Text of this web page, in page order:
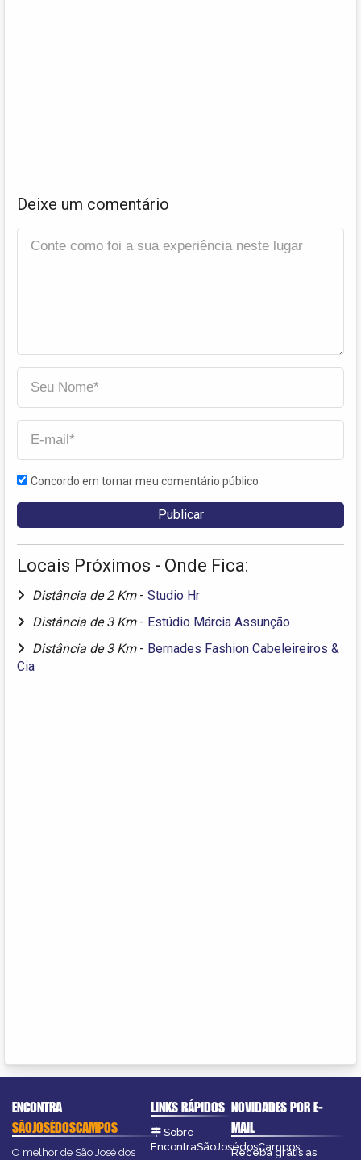
Deixe um comentário
Concordo em tornar meu comentário público
Locais Próximos - Onde Fica:
Distância de 2 Km - Studio Hr
Distância de 3 Km - Estúdio Márcia Assunção
Distância de 3 Km - Bernades Fashion Cabeleireiros &
Cia
ENCONTRA
SÃOJOSÉDOSCAMPOS
O melhor de São José dos
LINKS RÁPIDOS
Sobre
EncontraSãoJosédosCampos
NOVIDADES POR E-
MAIL
Receba grátis as